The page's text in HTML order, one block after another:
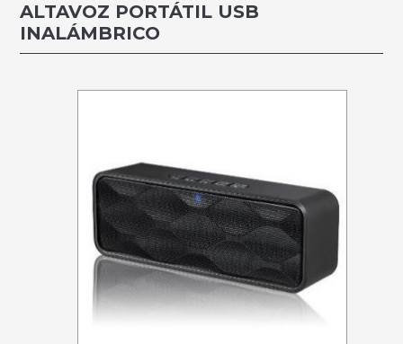
ALTAVOZ PORTÁTIL USB
INALÁMBRICO